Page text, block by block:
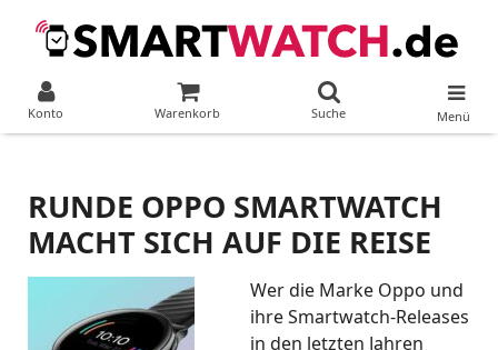
Konto Warenkorb Suche Menü
RUNDE OPPO SMARTWATCH
MACHT SICH AUF DIE REISE
Wer die Marke Oppo und
ihre Smartwatch-Releases
in den letzten Jahren